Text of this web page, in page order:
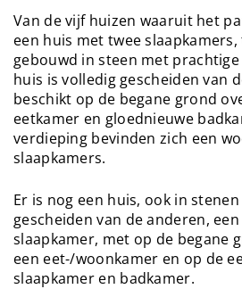
Van de vijf huizen waaruit het
een huis met twee
gebouwd in steen met
huis is volledig gescheiden van
beschikt op de begane grond
eetkamer en gloednieuwe
verdieping bevinden zich een
slaapkamers.
Er is nog een huis, ook in
gescheiden van de anderen,
slaapkamer, met op de begane
een eet-/woonkamer en op de
slaapkamer en badkamer.